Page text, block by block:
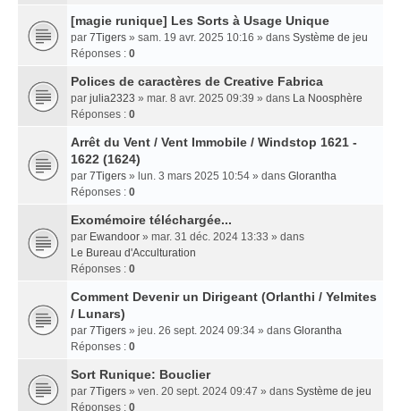
[magie runique] Les Sorts à Usage Unique
par 7Tigers » sam. 19 avr. 2025 10:16 » dans Système de jeu
Réponses : 0
Polices de caractères de Creative Fabrica
par julia2323 » mar. 8 avr. 2025 09:39 » dans La Noosphère
Réponses : 0
Arrêt du Vent / Vent Immobile / Windstop 1621 -
1622 (1624)
par 7Tigers » lun. 3 mars 2025 10:54 » dans Glorantha
Réponses : 0
Exomémoire téléchargée...
par Ewandoor » mar. 31 déc. 2024 13:33 » dans
Le Bureau d'Acculturation
Réponses : 0
Comment Devenir un Dirigeant (Orlanthi / Yelmites
/ Lunars)
par 7Tigers » jeu. 26 sept. 2024 09:34 » dans Glorantha
Réponses : 0
Sort Runique: Bouclier
par 7Tigers » ven. 20 sept. 2024 09:47 » dans Système de jeu
Réponses : 0